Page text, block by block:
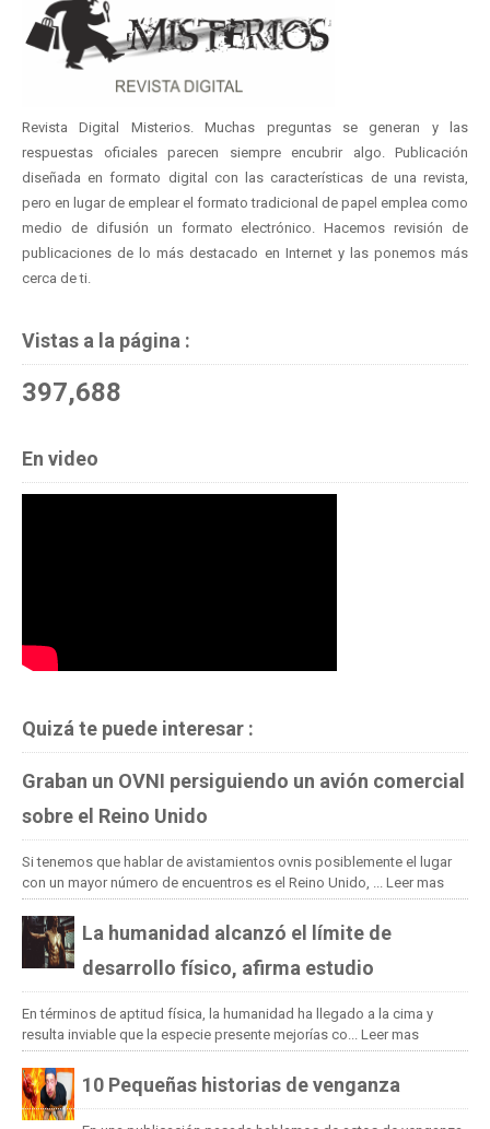
Revista Digital Misterios. Muchas preguntas se generan y las
respuestas oficiales parecen siempre encubrir algo. Publicación
diseñada en formato digital con las características de una revista,
pero en lugar de emplear el formato tradicional de papel emplea como
medio de difusión un formato electrónico. Hacemos revisión de
publicaciones de lo más destacado en Internet y las ponemos más
cerca de ti.
Vistas a la página :
397,688
En video
Quizá te puede interesar :
Graban un OVNI persiguiendo un avión comercial
sobre el Reino Unido
Si tenemos que hablar de avistamientos ovnis posiblemente el lugar
con un mayor número de encuentros es el Reino Unido, ... Leer mas
La humanidad alcanzó el límite de
desarrollo físico, afirma estudio
En términos de aptitud física, la humanidad ha llegado a la cima y
resulta inviable que la especie presente mejorías co... Leer mas
10 Pequeñas historias de venganza